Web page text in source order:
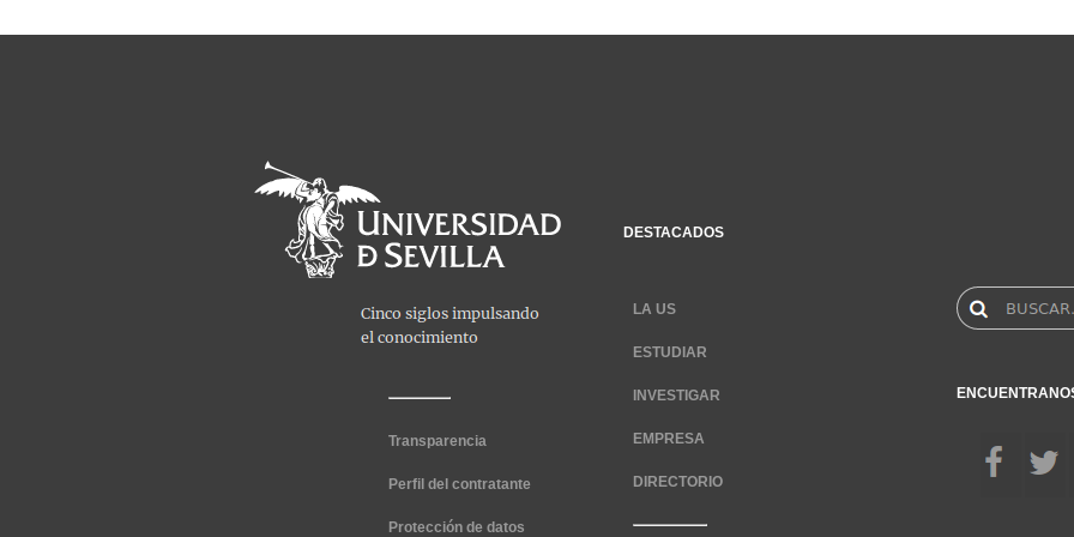
Transparencia
Perfil del contratante
Protección de datos
DESTACADOS
LA US
ESTUDIAR
INVESTIGAR
EMPRESA
DIRECTORIO